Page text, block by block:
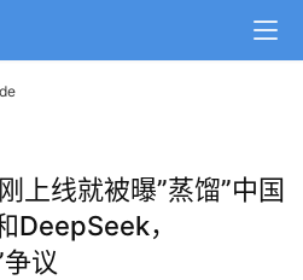
上线就被曝”蒸馏”中国
DeepSeek，
议